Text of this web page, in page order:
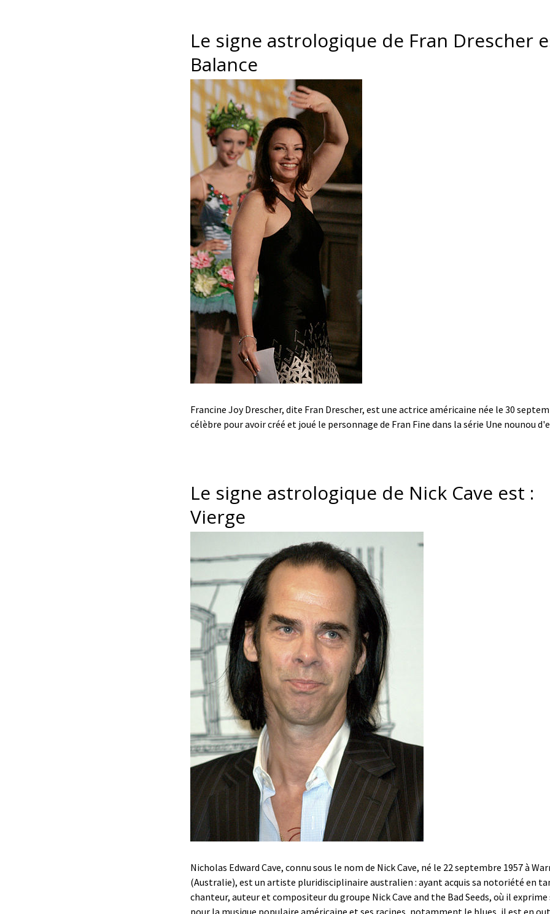
Le signe astrologique de Fran Drescher
Balance
Francine Joy Drescher, dite Fran Drescher, est une actrice américaine née le 30
célèbre pour avoir créé et joué le personnage de Fran Fine dans la série Une nounou
Le signe astrologique de Nick Cave est :
Vierge
Nicholas Edward Cave, connu sous le nom de Nick Cave, né le 22 septembre 1957 à
(Australie), est un artiste pluridisciplinaire australien : ayant acquis sa notoriété en
chanteur, auteur et compositeur du groupe Nick Cave and the Bad Seeds, où il
pour la musique populaire américaine et ses racines, notamment le blues, il est en